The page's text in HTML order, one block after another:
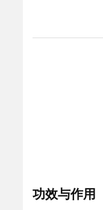
功效与作用